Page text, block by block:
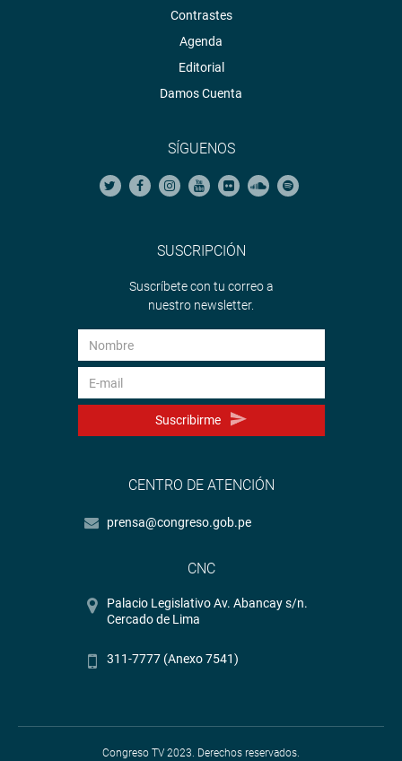
Contrastes
Agenda
Editorial
Damos Cuenta
SÍGUENOS
SUSCRIPCIÓN
Suscríbete con tu correo a
nuestro newsletter.
Suscribirme
CENTRO DE ATENCIÓN
prensa@congreso.gob.pe
CNC
Palacio Legislativo Av. Abancay s/n.
Cercado de Lima
311-7777 (Anexo 7541)
Congreso TV 2023. Derechos reservados.